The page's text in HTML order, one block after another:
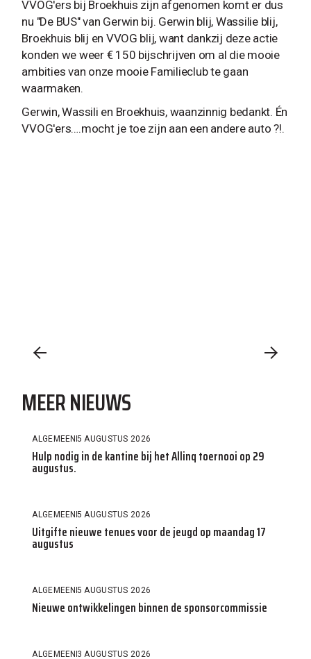
VVOG'ers bij Broekhuis zijn afgenomen komt er dus
nu "De BUS" van Gerwin bij. Gerwin blij, Wassilie blij,
Broekhuis blij en VVOG blij, want dankzij deze actie
konden we weer € 150 bijschrijven om al die mooie
ambities van onze mooie Familieclub te gaan
waarmaken.
Gerwin, Wassili en Broekhuis, waanzinnig bedankt. Én
VVOG'ers….mocht je toe zijn aan een andere auto ?!.
MEER NIEUWS
ALGEMEEN 5 AUGUSTUS 2026
Hulp nodig in de kantine bij het Allinq toernooi op 29
augustus.
ALGEMEEN 5 AUGUSTUS 2026
Uitgifte nieuwe tenues voor de jeugd op maandag 17
augustus
ALGEMEEN 5 AUGUSTUS 2026
Nieuwe ontwikkelingen binnen de sponsorcommissie
ALGEMEEN 3 AUGUSTUS 2026